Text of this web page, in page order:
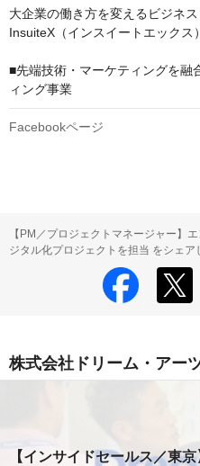
大企業の働き方を変えるビジネ
InsuiteX（インスイートエックス）
■先端技術・マーケティングを融
ィング事業
Facebookページ
【PM／プロジェクトマネージャー】
ジタル化プロジェクトを担当 をシェア
株式会社ドリーム・アー
【インサイドセールス／東